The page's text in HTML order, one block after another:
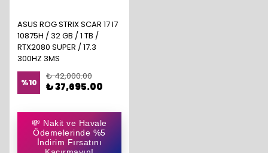
ASUS ROG STRIX SCAR 17 I7
10875H / 32 GB / 1 TB /
RTX2080 SUPER / 17.3
300HZ 3MS
%10
₺ 42,000.00
₺ 37,695.00
💸 Nakit ve Havale
Ödemelerinde %5
İndirim Fırsatını